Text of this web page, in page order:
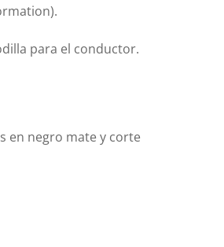
para el conductor.
en negro mate y corte